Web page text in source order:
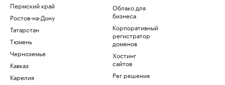
Пермский край
Ростов-на-Дону
Татарстан
Тюмень
Черноземье
Кавказ
Карелия
Облако для
бизнеса
Корпоративный
регистратор
доменов
Хостинг
сайтов
Рег.решения